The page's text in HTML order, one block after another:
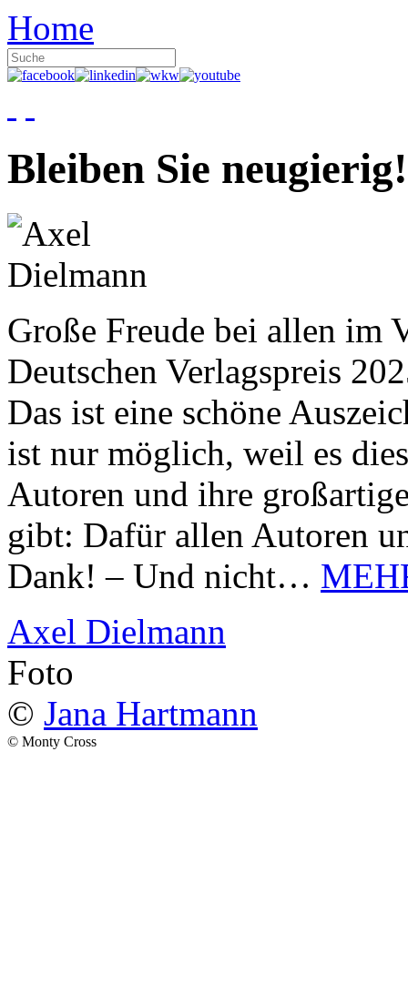
Home
Bleiben Sie neugierig!
Große Freude bei allen im
Deutschen Verlagspreis
Das ist eine schöne
ist nur möglich, weil es
Autoren und ihre
gibt: Dafür allen Autoren
Dank! – Und nicht…
Axel Dielmann
Foto
© Jana Hartmann
© Monty Cross